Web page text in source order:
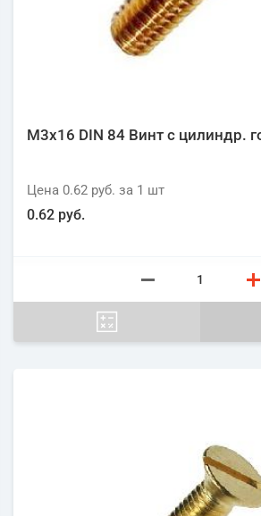
М3х16 DIN 84 Винт с цилиндр.
Цена 0.62 руб. за 1 шт
0.62 руб.